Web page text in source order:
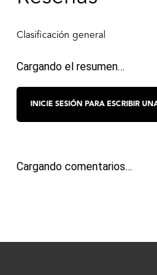
Cargando el resumen…
Cargando comentarios…